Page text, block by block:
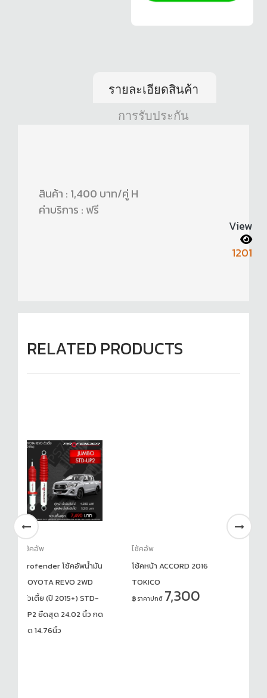
รายละเอียดสินค้า
การรับประกัน
สินค้า : 1,400 บาท/คู่ H
ค่าบริการ : ฟรี
View
1201
RELATED PRODUCTS
อัพน้ำมัน
STD-
นิ้ว กด
โช้คหน้า ACCORD 2016
TOKICO
ราคาปกติ 7,300
PROFENDER – โช้คอัพ
(2015 ขึ้นไป)